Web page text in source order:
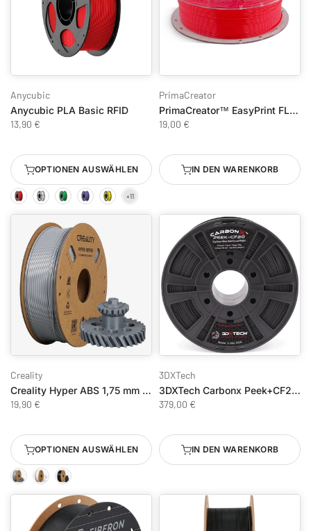
Anycubic
Anycubic PLA Basic RFID
13,90 €
OPTIONEN AUSWÄHLEN
PrimaCreator
PrimaCreator™ EasyPrint FLEX TPU 95A - 500g - Rot
19,00 €
IN DEN WARENKORB
Creality
Creality Hyper ABS 1,75 mm 1 kg
19,90 €
OPTIONEN AUSWÄHLEN
3DXTech
3DXTech Carbonx Peek+CF20 500g 1.75mm
379,00 €
IN DEN WARENKORB